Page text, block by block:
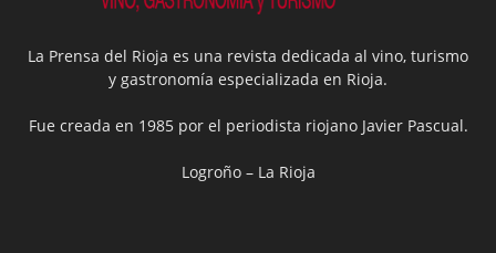
La Prensa del Rioja es una revista dedicada al vino, turismo
y gastronomía especializada en Rioja.
Fue creada en 1985 por el periodista riojano Javier Pascual.
Logroño – La Rioja